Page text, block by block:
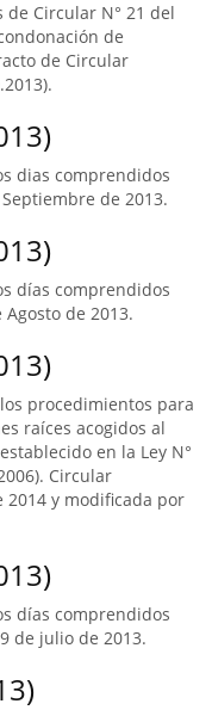
Circular N° 21 del
de
de Circular
dias comprendidos
de 2013.
días comprendidos
de 2013.
procedimientos para
raíces acogidos al
en la Ley N°
Circular
2014 y modificada por
días comprendidos
de julio de 2013.